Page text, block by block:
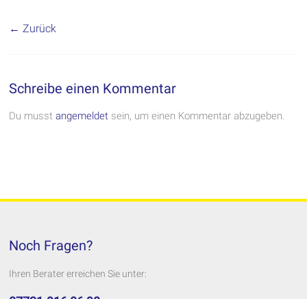
← Zurück
Schreibe einen Kommentar
Du musstangemeldet sein, um einen Kommentar abzugeben.
Noch Fragen?
Ihren Berater erreichen Sie unter: